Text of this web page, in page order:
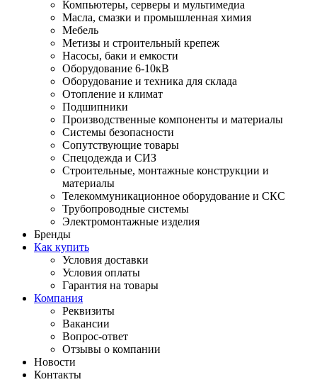
Компьютеры, серверы и мультимедиа
Масла, смазки и промышленная химия
Мебель
Метизы и строительный крепеж
Насосы, баки и емкости
Оборудование 6-10кВ
Оборудование и техника для склада
Отопление и климат
Подшипники
Производственные компоненты и материалы
Системы безопасности
Сопутствующие товары
Спецодежда и СИЗ
Строительные, монтажные конструкции и
материалы
Телекоммуникационное оборудование и СКС
Трубопроводные системы
Электромонтажные изделия
Бренды
Как купить
Условия доставки
Условия оплаты
Гарантия на товары
Компания
Реквизиты
Вакансии
Вопрос-ответ
Отзывы о компании
Новости
Контакты